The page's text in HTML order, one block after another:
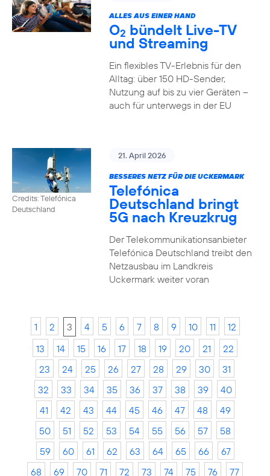
ALLES AUS EINER HAND
O2 bündelt Live-TV
und Streaming
Ein flexibles TV-Erlebnis für den
Alltag: über 150 HD-Sender,
Nutzung auf bis zu vier Geräten –
auch für unterwegs in der EU
Credits: Telefónica
Deutschland
21. April 2026
BESSERES NETZ FÜR DIE UCKERMARK
Telefónica
Deutschland bringt
5G nach Kreuzkrug
Der Telekommunikationsanbieter
Telefónica Deutschland treibt den
Netzausbau im Landkreis
Uckermark weiter voran
1 2 3 4 5 6 7 8 9 10 11
12
13
14 15 16 17 18 19 20 21
22
23
24 25 26 27 28 29 30
31
32
33 34 35 36 37 38 39
40
41
42 43 44 45 46 47 48
49
50
51 52 53 54 55 56 57
58
59
60 61 62 63 64 65 66
67
68
69 70 71 72 73 74 75 76 77